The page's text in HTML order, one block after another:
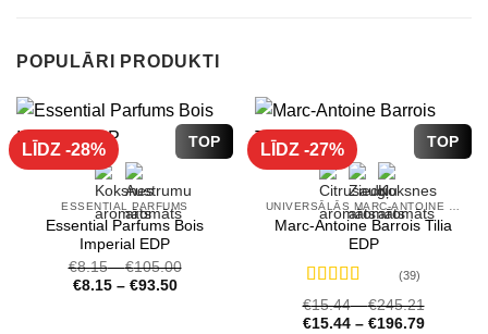
POPULĀRI PRODUKTI
TOP
LĪDZ -28%
ESSENTIAL PARFUMS
Essential Parfums Bois
Imperial EDP
€8.15–€105.00
€8.15– €93.50
TOP
LĪDZ -27%
Marc-Antoine Barrois Tilia
EDP
Novērtēts
ar4.72 no 5
(39)
€15.44–€245.21
€15.44– €196.79